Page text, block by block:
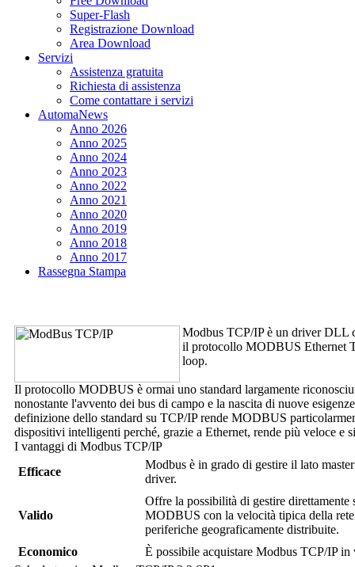
Super-Flash
Registrazione Download
Area Download
Servizi
Assistenza gratuita
Richiesta di assistenza
Come contattare i servizi
AutomaNews
Anno 2026
Anno 2025
Anno 2024
Anno 2023
Anno 2022
Anno 2021
Anno 2020
Anno 2019
Anno 2018
Anno 2017
Rassegna Stampa
Modbus TCP/IPè un driver DLL
il protocollo MODBUS Ethernet
loop.
Il protocollo MODBUS è ormai uno standard largamente
nonostante l'avvento dei bus di campo e la nascita di nuove
definizione dello standard su TCP/IP rende MODBUS
dispositivi intelligenti perché, grazie a Ethernet, rende più veloce e
I vantaggi di Modbus TCP/IP
Efficace
Modbus è in grado di gestire il lato
driver.
Valido
Offre la possibilità di gestire
MODBUS con la velocità tipica della
periferiche geograficamente distribuite.
Economico
È possibile acquistare Modbus TCP/IPin